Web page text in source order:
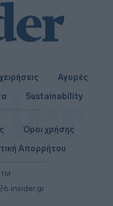
Αγορές
Sustainability
TM
insider.gr
Όροι χρήσης
Απορρήτου